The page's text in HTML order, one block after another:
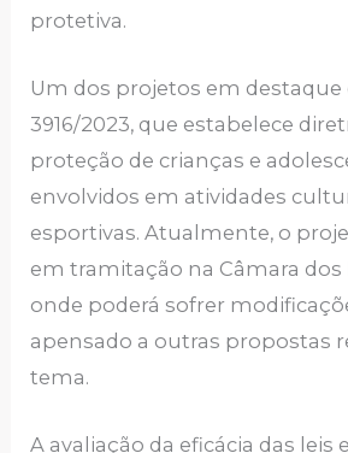
protetiva.
Um dos projetos em destaque
3916/2023, que estabelece
proteção de crianças e
envolvidos em atividades
esportivas. Atualmente, o
em tramitação na Câmara
onde poderá sofrer
apensado a outras propostas
tema.
A avaliação da eficácia das leis e